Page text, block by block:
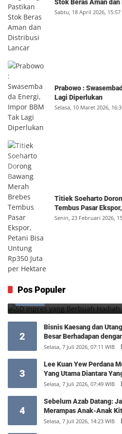
Stok Beras Aman
Sabtu, 18 April 2026, 15:57
Prabowo :
Lagi Diperlukan
Selasa, 10 Maret 2026,
Titiek Soeharto
Tembus Pasar
Juta per Hektare
Senin, 23 Februari 2026,
Pos Populer
1 SD Inpres yang
2
Bisnis Kaesang dan
Besar Berhadapan
Selasa, 7 Juli 2026, 07:11 WIB
3
Lee Kuan Yew Perdana Menteri Singapura 1959-1990,
Yang Utama Diantara
Selasa, 7 Juli 2026, 07:49 WIB
4
Sebelum Azab Datang:
Merampas Anak-Anak
Selasa, 7 Juli 2026, 14:23 WIB